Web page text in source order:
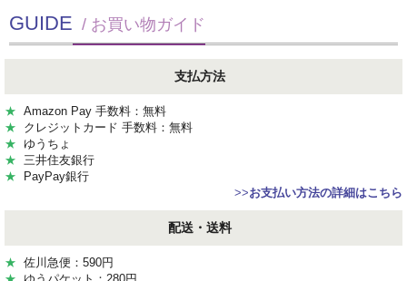
GUIDE / お買い物ガイド
支払方法
★ Amazon Pay 手数料：無料
★ クレジットカード 手数料：無料
★ ゆうちょ
★ 三井住友銀行
★ PayPay銀行
>>お支払い方法の詳細はこちら
配送・送料
★ 佐川急便：590円